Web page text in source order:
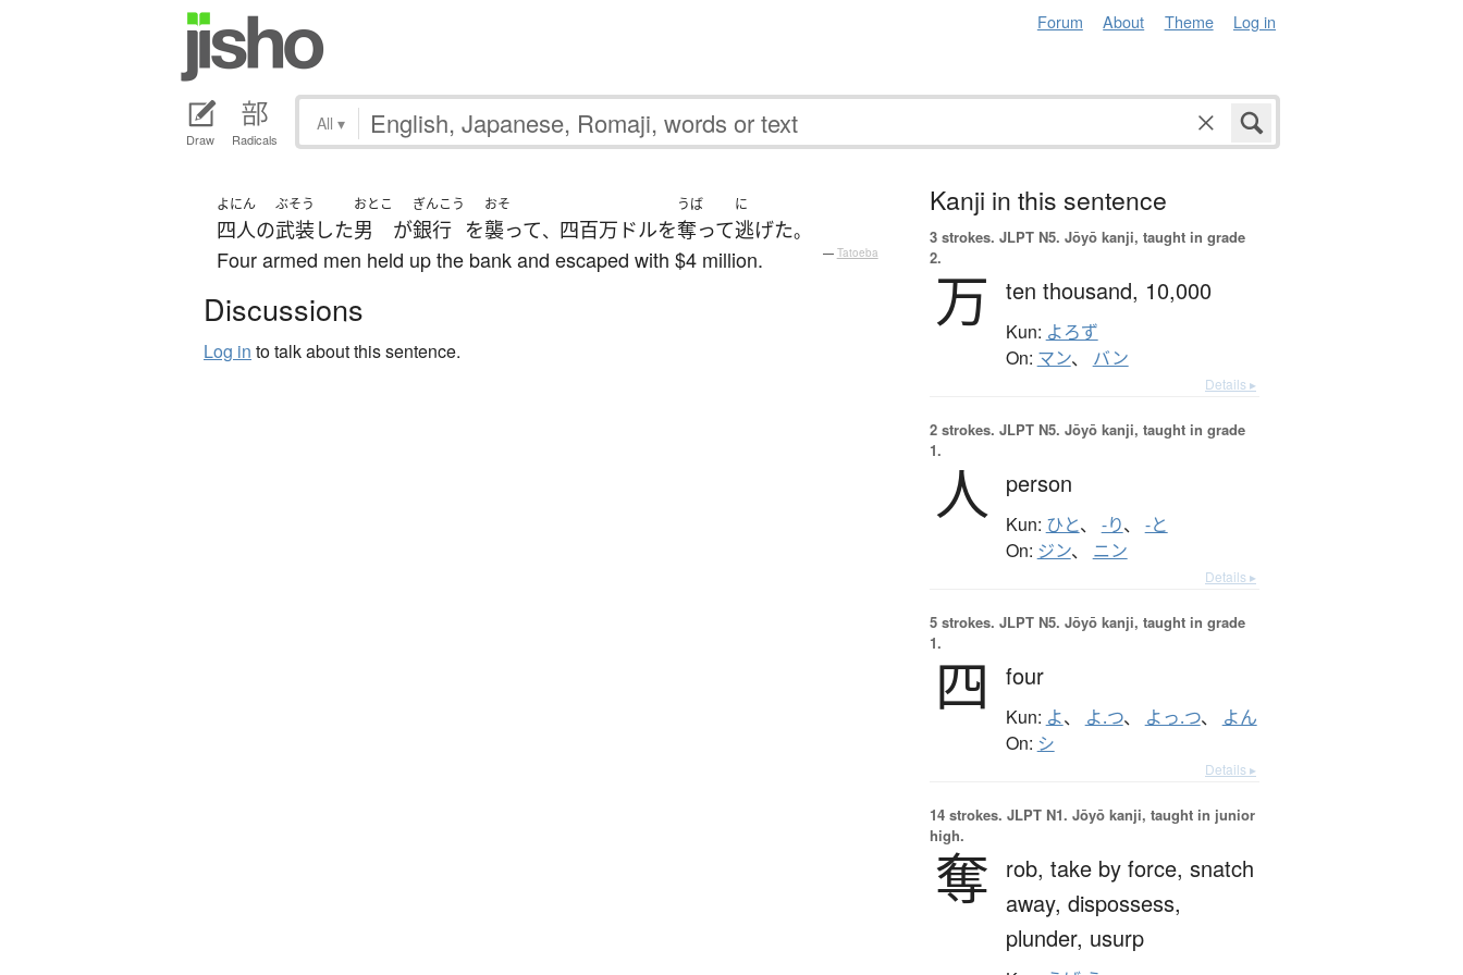
Forum About Theme Log in
Draw Radicals
All ▾
よにん
四人の
ぶそう
武装した
おとこ
男 が
ぎんこう
銀行 を
おそ
襲って、 四百万 ドルを
うば
奪って
に
逃げた。
Four armed men held up the bank and escaped with $4 million. — Tatoeba
Discussions
Log in to talk about this sentence.
Kanji in this sentence
3 strokes. JLPT N5. Jōyō kanji, taught in grade
2.
万 ten thousand, 10,000
Kun: よろず
On: マン、 バン
Details ▸
2 strokes. JLPT N5. Jōyō kanji, taught in grade
1.
人 person
Kun: ひと、 -り、 -と
On: ジン、 ニン
Details ▸
5 strokes. JLPT N5. Jōyō kanji, taught in grade
1.
四 four
Kun: よ、 よ.つ、 よっ.つ、 よん
On: シ
Details ▸
14 strokes. JLPT N1. Jōyō kanji, taught in junior
high.
奪 rob, take by force, snatch
away, dispossess,
plunder, usurp